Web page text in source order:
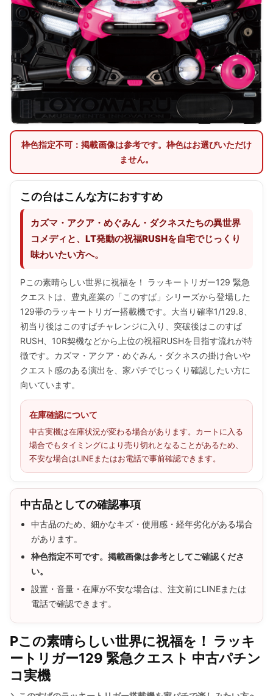
枠色指定不可：掲載画像は参考です。枠色はお選びいただけ
ません。
この台はこんな方におすすめ
カズマ・アクア・めぐみん・ダクネスたちの異世界
コメディと、LT発動の祝福RUSHを自宅でじっくり
味わいたい方へ。
Pこの素晴らしい世界に祝福を！ ラッキートリガー129 緊急
クエストは、豊丸産業の「このすば」シリーズから登場した
129帯のラッキートリガー搭載機です。大当り確率1/129.8、
初当り後はこのすばチャレンジに入り、突破後はこのすば
RUSH、10R契機などから上位の祝福RUSHを目指す流れが特
徴です。カズマ・アクア・めぐみん・ダクネスの掛け合いや
クエスト感のある演出を、家パチでじっくり確認したい方に
向いています。
在庫確認について
中古実機は在庫状況が変わる場合があります。カートに入る
場合でもタイミングにより売り切れとなることがあるため、
不安な場合はLINEまたはお電話で事前確認できます。
中古品としての確認事項
中古品のため、細かなキズ・使用感・経年劣化がある場合
があります。
枠色指定不可です。掲載画像は参考としてご確認くださ
い。
設置・音量・在庫が不安な場合は、注文前にLINEまたは
電話で確認できます。
Pこの素晴らしい世界に祝福を！ ラッキ
ートリガー129 緊急クエスト 中古パチン
コ実機